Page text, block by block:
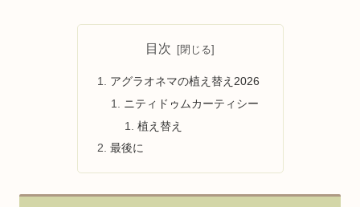
目次
アグラオネマの植え替え2026
ニティドゥムカーティシー
植え替え
最後に